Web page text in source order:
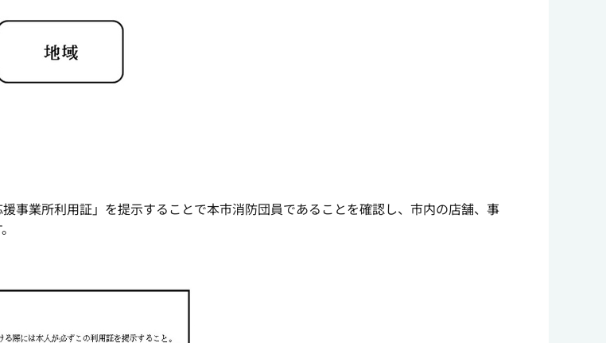
事業所利用証」を提示することで本市消防団員であることを確認し、市内の店舗、事